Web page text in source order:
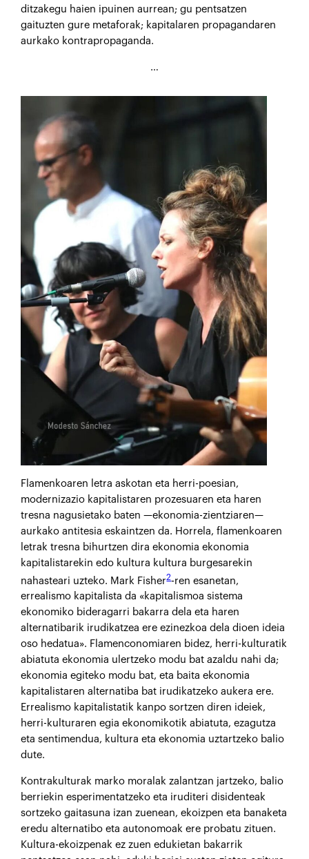
ditzakegu haien ipuinen aurrean; gu pentsatzen
gaituzten gure metaforak; kapitalaren propagandaren
aurkako kontrapropaganda.
…
Flamenkoaren letra askotan eta herri-poesian,
modernizazio kapitalistaren prozesuaren eta haren
tresna nagusietako baten —ekonomia-zientziaren—
aurkako antitesia eskaintzen da. Horrela, flamenkoaren
letrak tresna bihurtzen dira ekonomia ekonomia
kapitalistarekin edo kultura kultura burgesarekin
nahasteari uzteko. Mark Fisher2-ren esanetan,
errealismo kapitalista da «kapitalismoa sistema
ekonomiko bideragarri bakarra dela eta haren
alternatibarik irudikatzea ere ezinezkoa dela dioen ideia
oso hedatua». Flamenconomiaren bidez, herri-kulturatik
abiatuta ekonomia ulertzeko modu bat azaldu nahi da;
ekonomia egiteko modu bat, eta baita ekonomia
kapitalistaren alternatiba bat irudikatzeko aukera ere.
Errealismo kapitalistatik kanpo sortzen diren ideiek,
herri-kulturaren egia ekonomikotik abiatuta, ezagutza
eta sentimendua, kultura eta ekonomia uztartzeko balio
dute.
Kontrakulturak marko moralak zalantzan jartzeko, balio
berriekin esperimentatzeko eta iruditeri disidenteak
sortzeko gaitasuna izan zuenean, ekoizpen eta banaketa
eredu alternatibo eta autonomoak ere probatu zituen.
Kultura-ekoizpenak ez zuen edukietan bakarrik